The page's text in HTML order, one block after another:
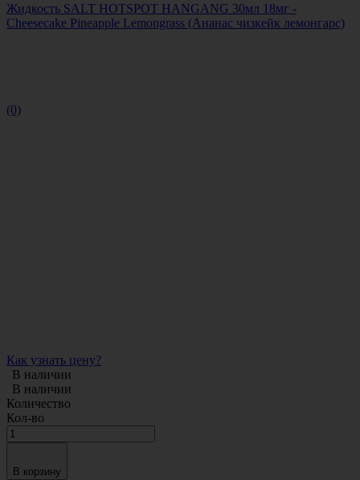
Жидкость SALT HOTSPOT HANGANG 30мл 18мг -
Cheesecake Pineapple Lemongrass (Ананас чизкейк лемонгарс)
(0)
Как узнать цену?
В наличии
В наличии
Количество
Кол-во
В корзину